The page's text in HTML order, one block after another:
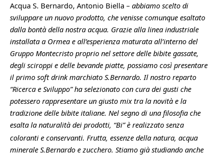
Acqua S. Bernardo, Antonio Biella – abbiamo scelto di
sviluppare un nuovo prodotto, che venisse comunque esaltato
dalla bontà della nostra acqua. Grazie alla linea industriale
installata a Ormea e all’esperienza maturata all’interno del
Gruppo Montecristo proprio nel settore delle bibite gassate,
degli sciroppi e delle bevande piatte, possiamo così presentare
il primo soft drink marchiato S.Bernardo. Il nostro reparto
“Ricerca e Sviluppo” ha selezionato con cura dei gusti che
potessero rappresentare un giusto mix tra la novità e la
tradizione delle bibite italiane. Nel segno di una filosofia che
esalta la naturalità dei prodotti, “Bi” è realizzato senza
coloranti e conservanti. Frutta, essenze della natura, acqua
minerale S.Bernardo e zucchero. Stiamo già studiando anche